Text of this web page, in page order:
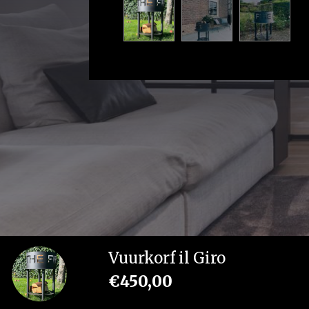
Vuurkorf il Giro
€450,00